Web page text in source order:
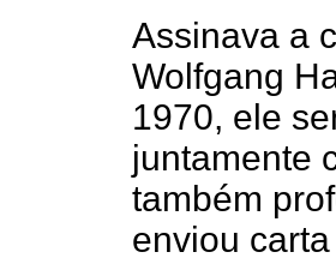
Assinava a
Wolfgang
1970, ele
juntamente
também
enviou